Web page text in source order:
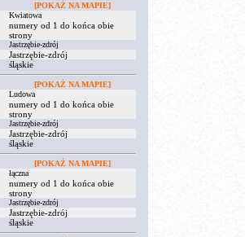
[POKAŻ NA MAPIE]
Kwiatowa
numery od 1 do końca obie
strony
Jastrzębie-zdrój
Jastrzębie-zdrój
śląskie
[POKAŻ NA MAPIE]
Ludowa
numery od 1 do końca obie
strony
Jastrzębie-zdrój
Jastrzębie-zdrój
śląskie
[POKAŻ NA MAPIE]
łączna
numery od 1 do końca obie
strony
Jastrzębie-zdrój
Jastrzębie-zdrój
śląskie